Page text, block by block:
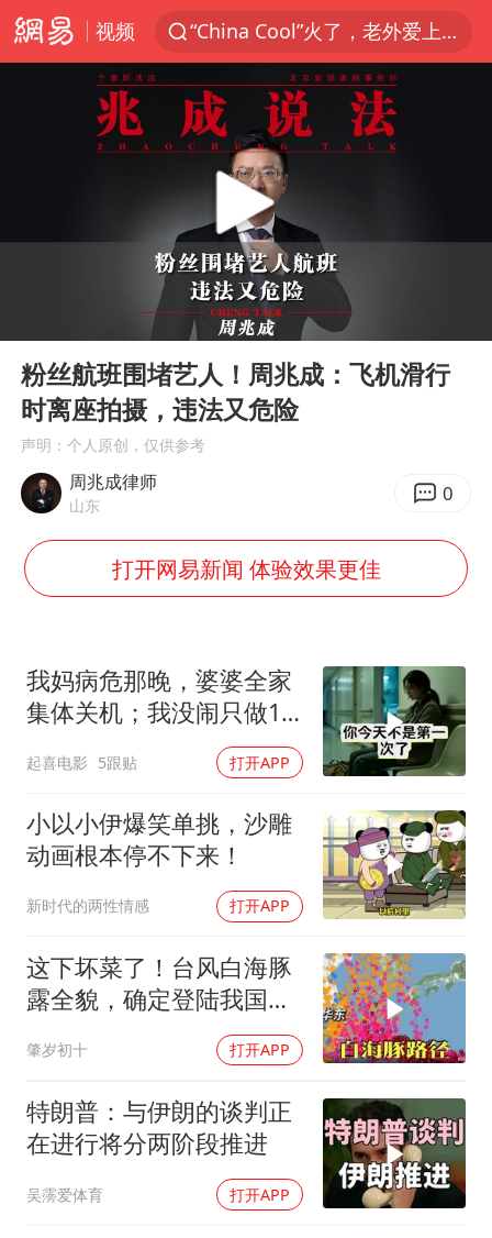
视频
“China Cool”火了，老外爱上中国避暑游
香港宏福苑火灾或由烟头引起
浙江台州《告全体市民书》
四川宜宾3.4级地震
网约车司机充电时猝死保险拒赔
多所高校取消艺考
伊斯兰版北约来了吗
上半年国内居民出游人次34.63亿
22岁女生独闯南太行失联12天
薛之谦杭州站演唱会取消
今年第二强台风将带来多大影响
“准2万亿”之城点名支持三所大学
习近平心系体育强国建设
Play
粉丝航班围堵艺人！周兆成：飞机滑行
时离座拍摄，违法又危险
声明：个人原创，仅供参考
周兆成律师
山东 0
打开网易新闻 体验效果更佳
我妈病危那晚，婆婆全家
集体关机；我没闹只做1
事，6天后她打来电话：
你是不是疯了？
起喜电影 5跟贴 打开APP
小以小伊爆笑单挑，沙雕
动画根本停不下来！
新时代的两性情感 打开APP
这下坏菜了！台风白海豚
露全貌，确定登陆我国沿
肇岁初十 打开APP
特朗普：与伊朗的谈判正
在进行将分两阶段推进
吴霶爱体育 打开APP